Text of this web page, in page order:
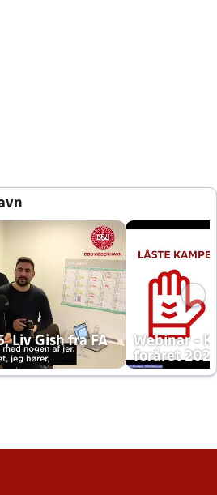
Liv Gish fra FA
Webinar -
foråret